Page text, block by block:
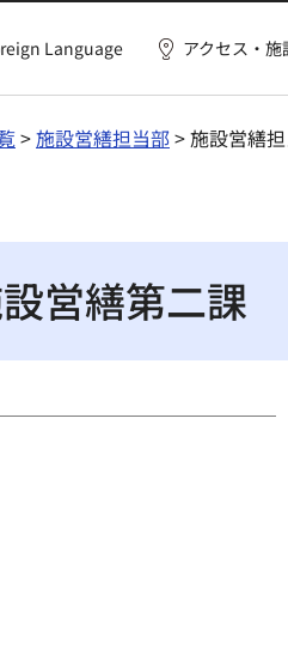
Language アクセス・施
>施設営繕担当部> 施設営繕
営繕第二課